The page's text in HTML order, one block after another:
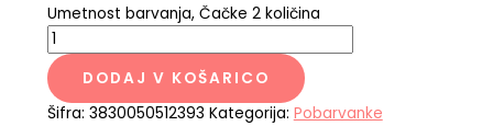
Umetnost barvanja, Čačke 2 količina
DODAJ V KOŠARICO
Šifra: 3830050512393 Kategorija: Pobarvanke